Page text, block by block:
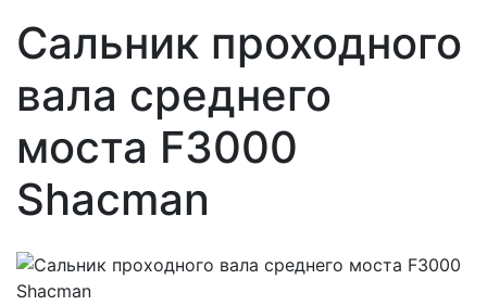
Сальник проходного
вала среднего
моста F3000
Shacman